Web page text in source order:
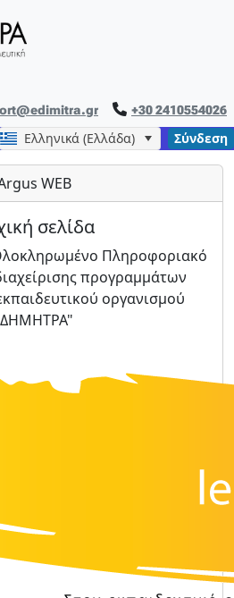
+30 2410554026
Ελληνικά (Ελλάδα) Σύνδεση
WEB
σελίδα
Πληροφοριακό
προγραμμάτων
οργανισμού